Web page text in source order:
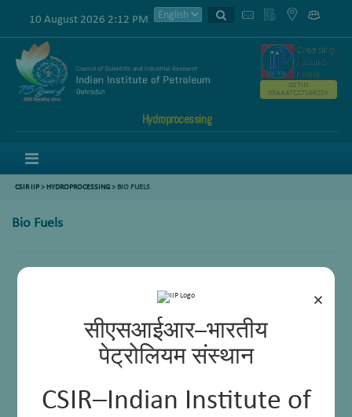
×
सीएसआईआर–भारतीय
पेट्रोलियम संस्थान
CSIR–Indian Institute of
10 August 2026 2:12 PM
Hydroprocessing
GSTIN
05AAATC2716R2ZK
CSIR IIP> HYDROPROCESSING> BIO FUELS
Bio Fuels